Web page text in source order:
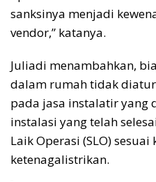
sanksinya menjadi
vendor,” katanya.
Juliadi menambahkan,
dalam rumah tidak
pada jasa instalatir yang
instalasi yang telah
Laik Operasi (SLO)
ketenagalistrikan.